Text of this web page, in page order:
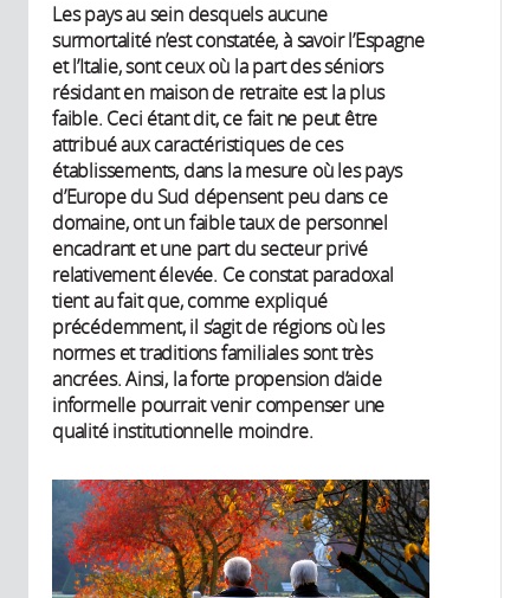
Les pays au sein desquels aucune
surmortalité n’est constatée, à savoir l’Espagne
et l’Italie, sont ceux où la part des séniors
résidant en maison de retraite est la plus
faible. Ceci étant dit, ce fait ne peut être
attribué aux caractéristiques de ces
établissements, dans la mesure où les pays
d’Europe du Sud dépensent peu dans ce
domaine, ont un faible taux de personnel
encadrant et une part du secteur privé
relativement élevée. Ce constat paradoxal
tient au fait que, comme expliqué
précédemment, il s’agit de régions où les
normes et traditions familiales sont très
ancrées. Ainsi, la forte propension d’aide
informelle pourrait venir compenser une
qualité institutionnelle moindre.